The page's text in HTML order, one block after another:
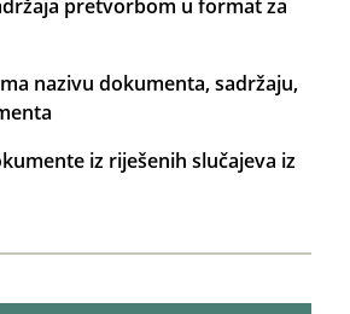
pretvorbom u format za
nazivu dokumenta, sadržaju,
iz riješenih slučajeva iz